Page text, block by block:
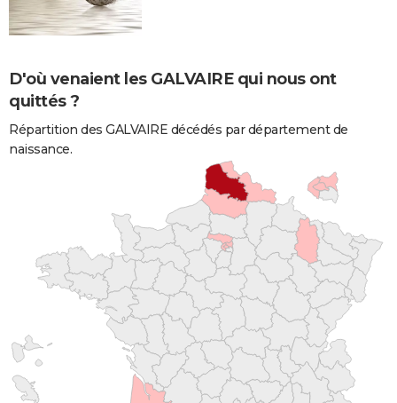
D'où venaient les GALVAIRE qui nous ont
quittés ?
Répartition des GALVAIRE décédés par département de
naissance.